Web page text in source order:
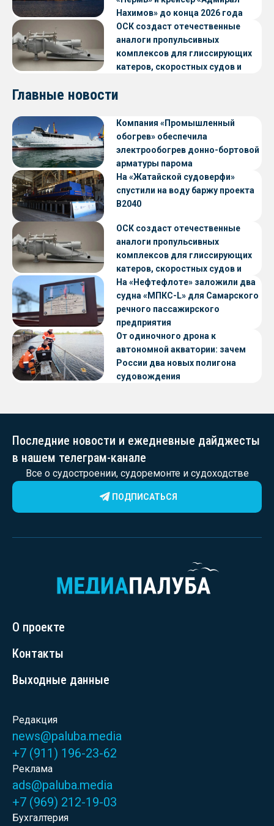
Нахимов» до конца 2026 года
ОСК создаст отечественные
аналоги пропульсивных
комплексов для глиссирующих
катеров, скоростных судов и
Главные новости
Компания «Промышленный
обогрев» обеспечила
электрообогрев донно-бортовой
арматуры парома
«Петропавловск» проекта CNF22
На «Жатайской судоверфи»
спустили на воду баржу проекта
В2040
ОСК создаст отечественные
аналоги пропульсивных
комплексов для глиссирующих
катеров, скоростных судов и
судов с малой осадкой
На «Нефтефлоте» заложили два
судна «МПКС-L» для Самарского
речного пассажирского
предприятия
От одиночного дрона к
автономной акватории: зачем
России два новых полигона
судовождения
Последние новости и ежедневные дайджесты
в нашем телеграм-канале
Все о судостроении, судоремонте и судоходстве
ПОДПИСАТЬСЯ
О проекте
Контакты
Выходные данные
Редакция
news@paluba.media
+7 (911) 196-23-62
Реклама
ads@paluba.media
+7 (969) 212-19-03
Бухгалтерия